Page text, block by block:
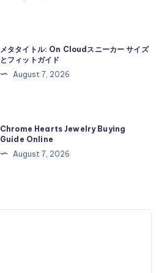
メタタイトル: On Cloudスニーカー サイズ
とフィットガイド
August 7, 2026
Chrome Hearts Jewelry Buying
Guide Online
August 7, 2026